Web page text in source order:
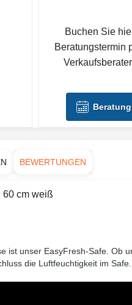
Buchen Sie
Beratungstermin
BEWERTUNGEN
60 cm weiß
ist unser EasyFresh-Safe. Ob
die Luftfeuchtigkeit im